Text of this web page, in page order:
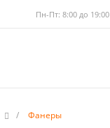
Пн-Пт: 8:00 до 19:00
/ Фанеры